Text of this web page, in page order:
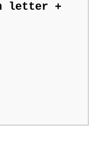
letter +